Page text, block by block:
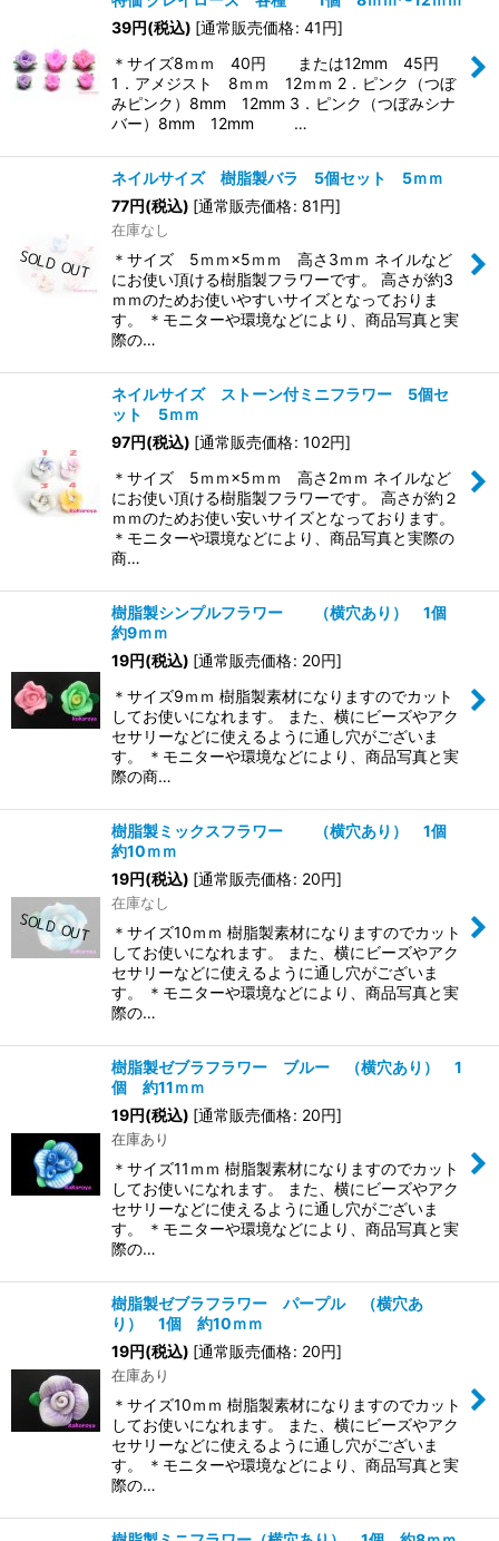
39円(税込) [通常販売価格: 41円]
＊サイズ8ｍｍ 40円 または12mm 45円
1．アメジスト 8ｍｍ 12ｍｍ 2．ピンク（つぼ
みピンク）8mm 12mm 3．ピンク（つぼみシナ
バー）8mm 12mm …
ネイルサイズ 樹脂製バラ 5個セット 5ｍｍ
77円(税込) [通常販売価格: 81円]
在庫なし
＊サイズ 5ｍｍ×5ｍｍ 高さ3ｍｍ ネイルなど
にお使い頂ける樹脂製フラワーです。 高さが約3
ｍｍのためお使いやすいサイズとなっておりま
す。 ＊モニターや環境などにより、商品写真と実
際の…
ネイルサイズ ストーン付ミニフラワー 5個セ
ット 5ｍｍ
97円(税込) [通常販売価格: 102円]
＊サイズ 5ｍｍ×5ｍｍ 高さ2ｍｍ ネイルなど
にお使い頂ける樹脂製フラワーです。 高さが約２
ｍｍのためお使い安いサイズとなっております。
＊モニターや環境などにより、商品写真と実際の
商…
樹脂製シンプルフラワー （横穴あり） 1個
約9ｍｍ
19円(税込) [通常販売価格: 20円]
＊サイズ9ｍｍ 樹脂製素材になりますのでカット
してお使いになれます。 また、横にビーズやアク
セサリーなどに使えるように通し穴がございま
す。 ＊モニターや環境などにより、商品写真と実
際の商…
樹脂製ミックスフラワー （横穴あり） 1個
約10ｍｍ
19円(税込) [通常販売価格: 20円]
在庫なし
＊サイズ10ｍｍ 樹脂製素材になりますのでカット
してお使いになれます。 また、横にビーズやアク
セサリーなどに使えるように通し穴がございま
す。 ＊モニターや環境などにより、商品写真と実
際の…
樹脂製ゼブラフラワー ブルー （横穴あり） 1
個 約11ｍｍ
19円(税込) [通常販売価格: 20円]
在庫あり
＊サイズ11ｍｍ 樹脂製素材になりますのでカット
してお使いになれます。 また、横にビーズやアク
セサリーなどに使えるように通し穴がございま
す。 ＊モニターや環境などにより、商品写真と実
際の…
樹脂製ゼブラフラワー パープル （横穴あ
り） 1個 約10ｍｍ
19円(税込) [通常販売価格: 20円]
在庫あり
＊サイズ10ｍｍ 樹脂製素材になりますのでカット
してお使いになれます。 また、横にビーズやアク
セサリーなどに使えるように通し穴がございま
す。 ＊モニターや環境などにより、商品写真と実
際の…